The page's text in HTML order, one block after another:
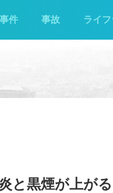
事件 事故 ライ
と黒煙が上が